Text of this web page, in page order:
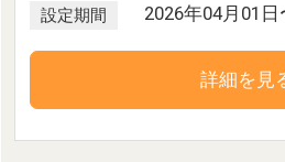
設定期間 2026年04月01
詳細を見